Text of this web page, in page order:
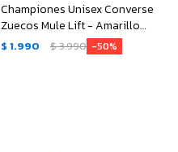
Championes Unisex Converse
Zuecos Mule Lift - Amarillo
Limón
$ 1.990 $3.990 50